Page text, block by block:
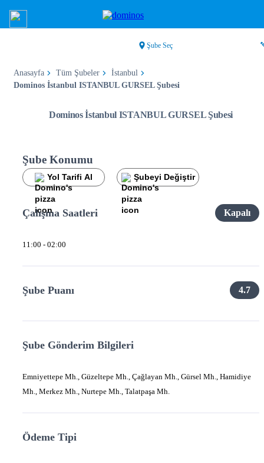
Şube Seç
Anasayfa Tüm Şubeler
İstanbul
Dominos İstanbul ISTANBUL GURSEL Şubesi
Dominos İstanbul ISTANBUL GURSEL Şubesi
Şube Konumu
Yol Tarifi Al Şubeyi Değiştir
Çalışma Saatleri Kapalı
11:00 - 02:00
Şube Puanı 4.7
Şube Gönderim Bilgileri
Emniyettepe Mh., Güzeltepe Mh., Çağlayan Mh., Gürsel Mh., Hamidiye
Mh., Merkez Mh., Nurtepe Mh., Talatpaşa Mh.
Ödeme Tipi